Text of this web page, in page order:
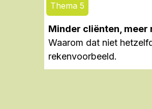
Thema 5
Minder cliënten, meer
Waarom dat niet
rekenvoorbeeld.